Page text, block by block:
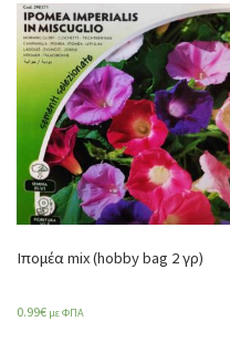
Ιπομέα mix (hobby bag 2 γρ)
0.99€ με ΦΠΑ